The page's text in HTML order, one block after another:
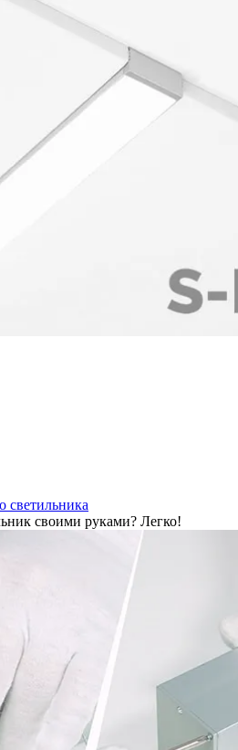
светильника
своими руками? Легко!